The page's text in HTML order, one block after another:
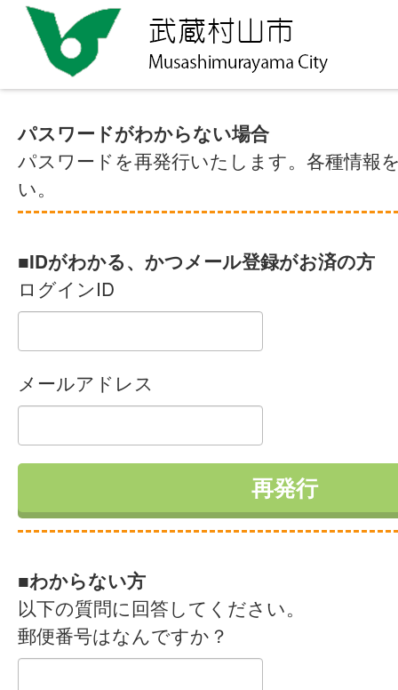
パスワードがわからない場合
パスワードを再発行いたします。各種情報
い。
■IDがわかる、かつメール登録がお済の方
ログインID
メールアドレス
■わからない方
以下の質問に回答してください。
郵便番号はなんですか？